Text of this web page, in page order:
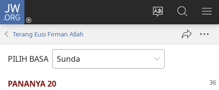
JW.ORG
Ganti
Asup
(dibuka
anyar)
Téangan
di
JW.ORG
Terang Eusi Firman Allah
PILIH BASA
PANANYA 20